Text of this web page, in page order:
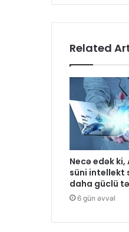
Related
Necə edək
süni intellekt
daha güclü
6 gün əvvəl